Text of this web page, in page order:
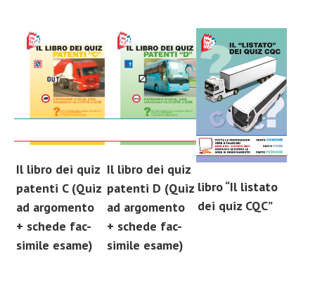
Il libro dei quiz
patenti C (Quiz
ad argomento
+ schede fac-
simile esame)
Il libro dei quiz
patenti D (Quiz
ad argomento
+ schede fac-
simile esame)
libro “Il listato
dei quiz CQC”